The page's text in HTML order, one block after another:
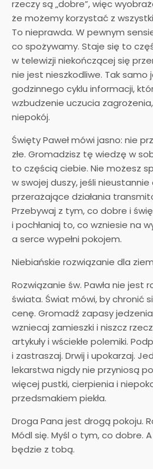
rzeczy są „dobre”, więc
że możemy korzystać z
To nieprawda. W pewnym
co spożywamy. Staje się to
w telewizji niekończącej się
nie jest nieszkodliwe. Tak samo
godzinnego cyklu informacji,
wzbudzenie uczucia
niepokój.
Święty Paweł mówi jasno: nie
złe. Gromadzisz tę wiedzę w
to częścią ciebie. Nie możesz
w swojej duszy, jeśli
przerażające działania
Przebywaj z tym, co dobre i
i pochłaniaj to, co wzniesie na
a serce wypełni pokojem.
Niebiańskie rozwiązanie dla
Rozwiązanie św. Pawła nie jest
świata. Świat mówi, by chronić
cenę. Gromadź zapasy jedzenia
wzniecaj zamieszki i niszcz
artykuły i wściekłe polemiki.
i zastraszaj. Drwij i upokarzaj.
lekarstwa nigdy nie przyniosą
więcej pustki, cierpienia i
przedsmakiem piekła.
Droga Pana jest drogą pokoju.
Módl się. Myśl o tym, co dobre.
będzie z tobą.